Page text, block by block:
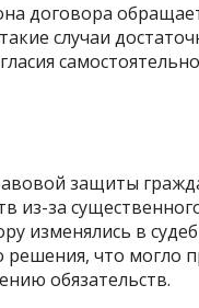
договора
случаи
защиты
из-за
изменялись в
решения, что могло
обязательств.